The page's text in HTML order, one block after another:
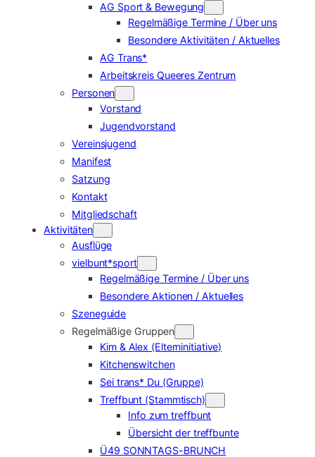
AG Sport & Bewegung
Regelmäßige Termine / Über uns
Besondere Aktivitäten / Aktuelles
AG Trans*
Arbeitskreis Queeres Zentrum
Personen
Vorstand
Jugendvorstand
Vereinsjugend
Manifest
Satzung
Kontakt
Mitgliedschaft
Aktivitäten
Ausflüge
vielbunt*sport
Regelmäßige Termine / Über uns
Besondere Aktionen / Aktuelles
Szeneguide
Regelmäßige Gruppen
Kim & Alex (Elterninitiative)
Kitchenswitchen
Sei trans* Du (Gruppe)
Treffbunt (Stammtisch)
Info zum treffbunt
Übersicht der treffbunte
Ü49 SONNTAGS-BRUNCH